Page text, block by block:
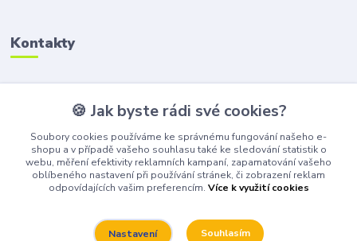
Kontakty
(+420) 776 075 751
obchod@bangshop.cz
🍪 Jak byste rádi své cookies?
Soubory cookies používáme ke správnému fungování našeho e-
shopu a v případě vašeho souhlasu také ke sledování statistik o
webu, měření efektivity reklamních kampaní, zapamatování vašeho
oblíbeného nastavení při používání stránek, či zobrazení reklam
odpovídajících vašim preferencím. Více k využití cookies
Nastavení Souhlasím